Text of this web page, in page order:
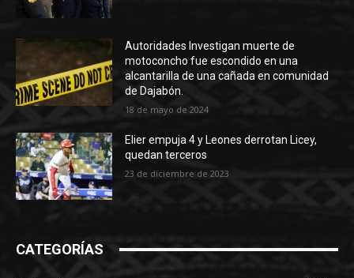
Autoridades Investigan muerte de
motoconcho fue escondido en una
alcantarilla de una cañada en comunidad
de Dajabón.
18 de mayo de 2024
Elier empuja 4 y Leones derrotan Licey,
quedan terceros
23 de diciembre de 2023
CATEGORÍAS